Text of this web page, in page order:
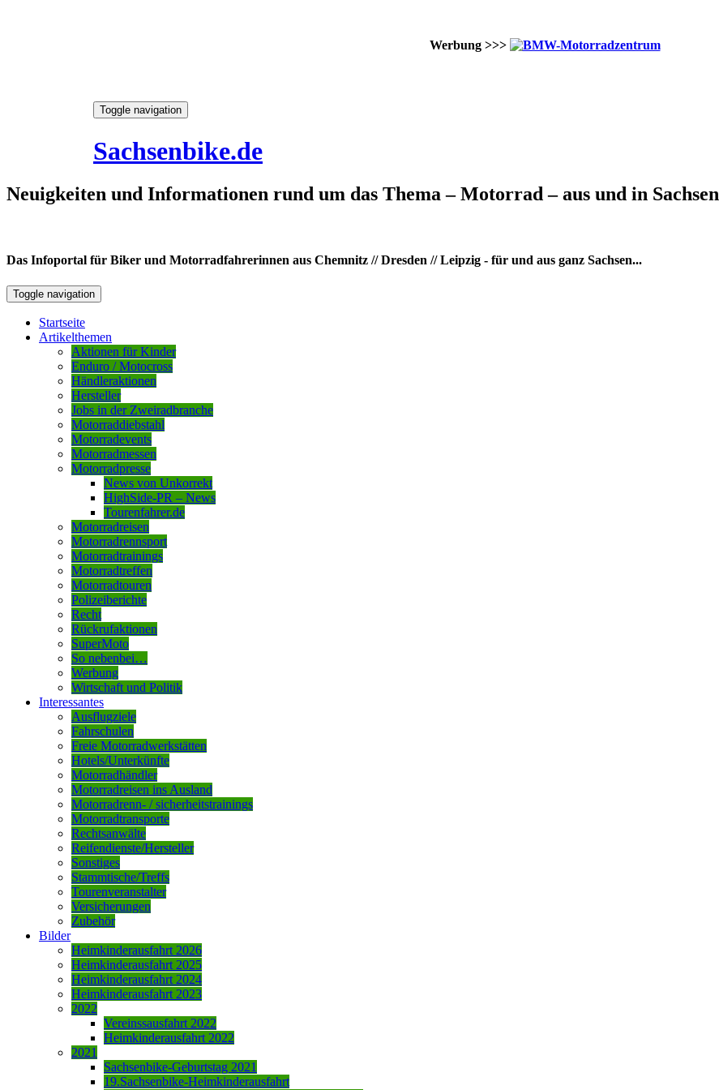
Werbung >>>
Toggle navigation
Sachsenbike.de
Neuigkeiten und Informationen rund um das Thema – Motorrad – aus und in Sachsen
Das Infoportal für Biker und Motorradfahrerinnen aus Chemnitz // Dresden // Leipzig - für und aus ganz Sachsen...
Toggle navigation
Startseite
Artikelthemen
Aktionen für Kinder
Enduro / Motocross
Händleraktionen
Hersteller
Jobs in der Zweiradbranche
Motorraddiebstahl
Motorradevents
Motorradmessen
Motorradpresse
News von Unkorrekt
HighSide-PR – News
Tourenfahrer.de
Motorradreisen
Motorradrennsport
Motorradtrainings
Motorradtreffen
Motorradtouren
Polizeiberichte
Recht
Rückrufaktionen
SuperMoto
So nebenbei…
Werbung
Wirtschaft und Politik
Interessantes
Ausflugziele
Fahrschulen
Freie Motorradwerkstätten
Hotels/Unterkünfte
Motorradhändler
Motorradreisen ins Ausland
Motorradrenn- / sicherheitstrainings
Motorradtransporte
Rechtsanwälte
Reifendienste/Hersteller
Sonstiges
Stammtische/Treffs
Tourenveranstalter
Versicherungen
Zubehör
Bilder
Heimkinderausfahrt 2026
Heimkinderausfahrt 2025
Heimkinderausfahrt 2024
Heimkinderausfahrt 2023
2022
Vereinssausfahrt 2022
Heimkinderausfahrt 2022
2021
Sachsenbike-Geburtstag 2021
19.Sachsenbike-Heimkinderausfahrt